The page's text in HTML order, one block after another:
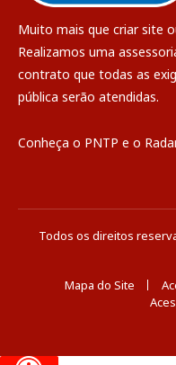
Muito mais que criar site
Realizamos uma
contrato que todas as
pública serão atendidas.
Conheça o PNTP e o
Todos os direitos
Mapa do Site